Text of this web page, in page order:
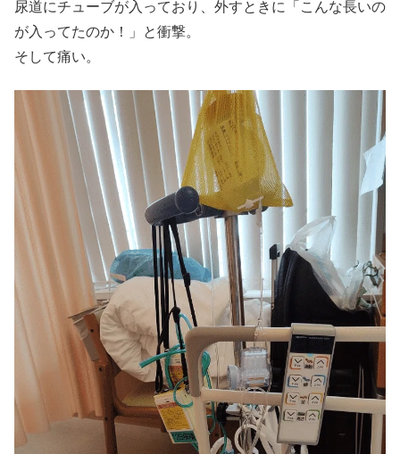
尿道にチューブが入っており、外すときに「こんな長いの
が入ってたのか！」と衝撃。
そして痛い。